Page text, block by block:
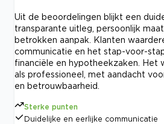
Uit de beoordelingen blijkt een
transparante uitleg, persoonlijk
betrokken aanpak. Klanten
communicatie en het stap-voor-
financiële en hypotheekzaken. Het
als professioneel, met aandacht
en betrouwbaarheid.
Sterke punten
Duidelijke en eerlijke communicatie